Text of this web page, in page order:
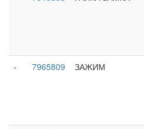
-
7965809 ЗАЖИМ